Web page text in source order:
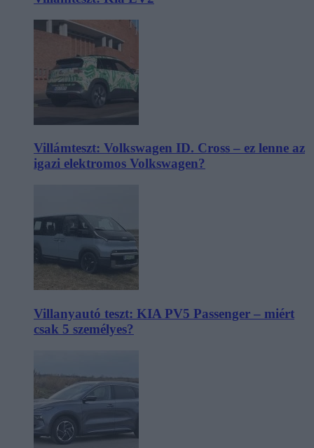
Villámteszt: Volkswagen ID. Cross – ez lenne az
igazi elektromos Volkswagen?
Villanyautó teszt: KIA PV5 Passenger – miért
csak 5 személyes?